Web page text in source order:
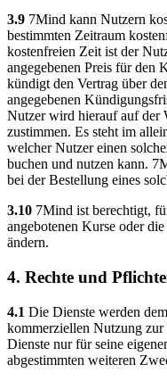
3.9 7Mind kann Nutzern
bestimmten Zeitraum
kostenfreien Zeit ist der
angegebenen Preis für den
kündigt den Vertrag über
angegebenen
Nutzer wird hierauf auf der
zustimmen. Es steht im
welcher Nutzer einen
buchen und nutzen kann.
bei der Bestellung eines
3.10 7Mind ist berechtigt,
angebotenen Kurse oder
ändern.
4. Rechte und
4.1 Die Dienste werden
kommerziellen Nutzung
Dienste nur für seine
abgestimmten weiteren